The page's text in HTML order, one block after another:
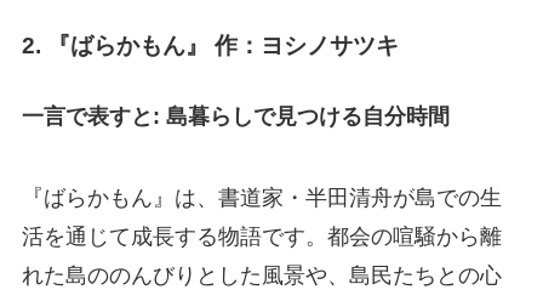
2. 『ばらかもん』 作：ヨシノサツキ
一言で表すと: 島暮らしで見つける自分時間
『ばらかもん』は、書道家・半田清舟が島での生
活を通じて成長する物語です。都会の喧騒から離
れた島ののんびりとした風景や、島民たちとの心